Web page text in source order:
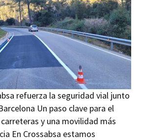
refuerza la seguridad vial junto
Un paso clave para el
y una movilidad más
En Crossabsa estamos